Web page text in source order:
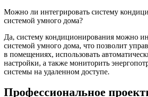
Можно ли интегрировать систему
системой умного дома?
Да, систему кондиционирования можно
системой умного дома, что позволит
в помещениях, использовать
настройки, а также мониторить
системы на удаленном доступе.
Профессиональное